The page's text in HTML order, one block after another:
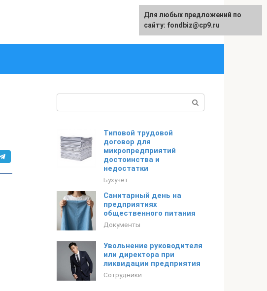
English
Типовой трудовой
договор для
микропредприятий
достоинства и
недостатки
Бухучет
Санитарный день на
предприятиях
общественного питания
Документы
Увольнение руководителя
или директора при
ликвидации предприятия
Сотрудники
Для любых предложений по
сайту: fondbiz@cp9.ru